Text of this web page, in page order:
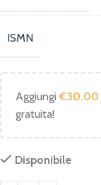
ISMN
Aggiungi€30.00
gratuita!
Disponibile